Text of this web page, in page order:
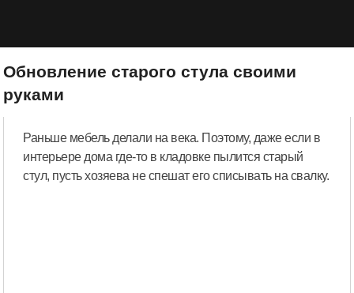
Обновление старого стула своими
руками
Раньше мебель делали на века. Поэтому, даже если в
интерьере дома где-то в кладовке пылится старый
стул, пусть хозяева не спешат его списывать на свалку.